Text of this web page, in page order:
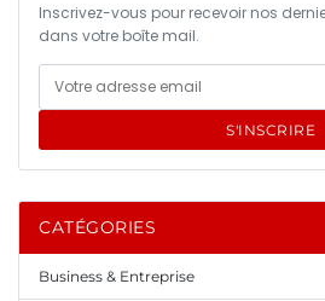
Inscrivez-vous pour recevoir nos
dans votre boîte mail.
S'INSCRIRE
CATÉGORIES
Business & Entreprise